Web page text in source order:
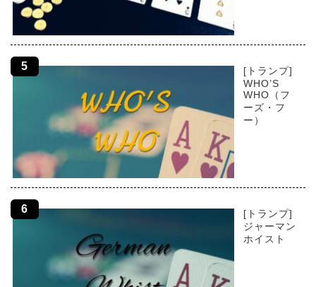
[トランプ]
WHO’S
WHO（フ
ーズ・フ
ー）
[トランプ]
ジャーマン
ホイスト